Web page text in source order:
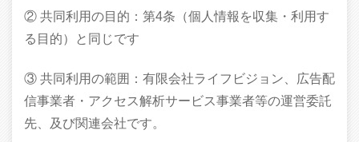
② 共同利用の目的：第4条（個人情報を収集・利用す
る目的）と同じです
③ 共同利用の範囲：有限会社ライフビジョン、広告配
信事業者・アクセス解析サービス事業者等の運営委託
先、及び関連会社です。